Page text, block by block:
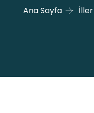
Ana Sayfa İller